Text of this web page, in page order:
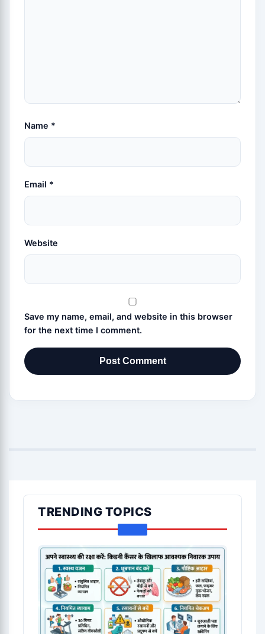
Name *
Email *
Website
Save my name, email, and website in this browser
for the next time I comment.
TRENDING TOPICS